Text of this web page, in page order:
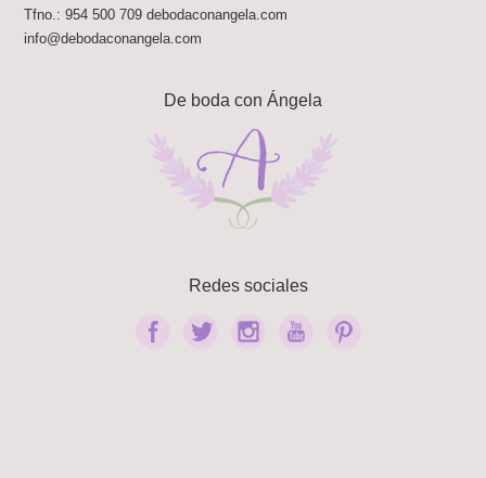
Tfno.:954 500 709 debodaconangela.com
info@debodaconangela.com
De boda con Ángela
Redes sociales